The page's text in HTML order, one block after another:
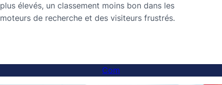
plus élevés, un classement moins bon dans les
moteurs de recherche et des visiteurs frustrés.
Com